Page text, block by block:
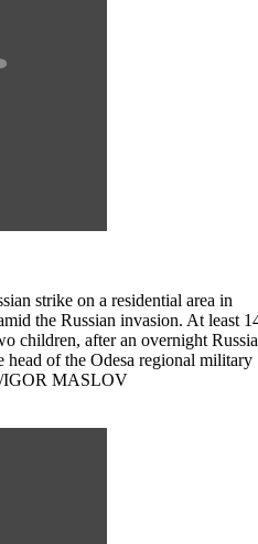
strike on a residential area in
the Russian invasion. At least
children, after an overnight
head of the Odesa regional military
IGOR MASLOV